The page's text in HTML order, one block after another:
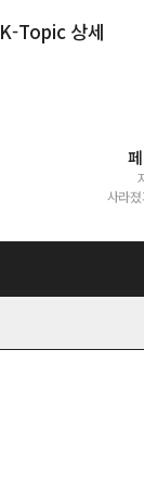
K-Topic 상세
사라